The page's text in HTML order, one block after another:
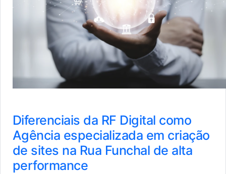
Diferenciais da RF Digital como
Agência especializada em criação
de sites na Rua Funchal de alta
performance